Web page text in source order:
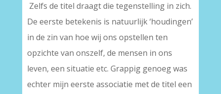
Zelfs de titel draagt die tegenstelling in zich.
De eerste betekenis is natuurlijk ‘houdingen’
in de zin van hoe wij ons opstellen ten
opzichte van onszelf, de mensen in ons
leven, een situatie etc. Grappig genoeg was
echter mijn eerste associatie met de titel een